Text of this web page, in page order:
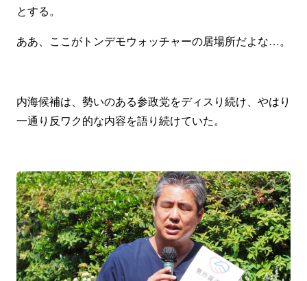
とする。
ああ、ここがトンデモウォッチャーの居場所だよな…。
内海候補は、勢いのある参政党をディスり続け、やはり
一通り反ワク的な内容を語り続けていた。